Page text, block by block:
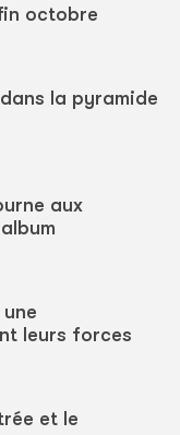
octobre
la pyramide
aux
leurs forces
et le